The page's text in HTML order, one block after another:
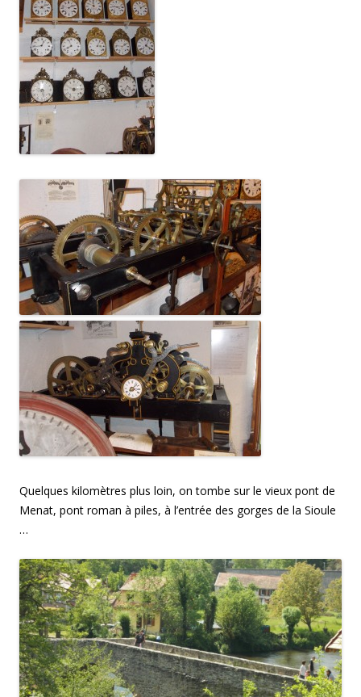
Quelques kilomètres plus loin, on tombe sur le vieux pont de
Menat, pont roman à piles, à l’entrée des gorges de la Sioule
…